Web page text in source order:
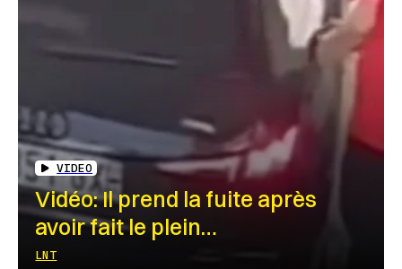
VIDEO
Vidéo: Il prend la fuite après
avoir fait le plein…
LNT